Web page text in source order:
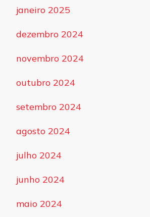
janeiro 2025
dezembro 2024
novembro 2024
outubro 2024
setembro 2024
agosto 2024
julho 2024
junho 2024
maio 2024